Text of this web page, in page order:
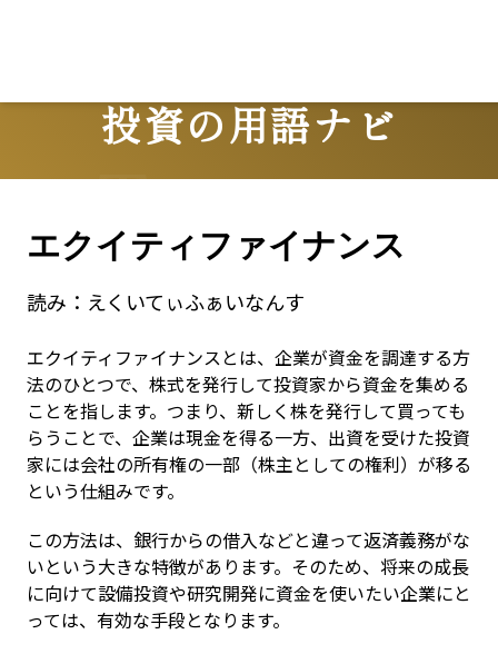
投資の用語ナビ
Terms
エクイティファイナンス
読み： えくいてぃふぁいなんす
エクイティファイナンスとは、企業が資金を調達する方
法のひとつで、株式を発行して投資家から資金を集める
ことを指します。つまり、新しく株を発行して買っても
らうことで、企業は現金を得る一方、出資を受けた投資
家には会社の所有権の一部（株主としての権利）が移る
という仕組みです。
この方法は、銀行からの借入などと違って返済義務がな
いという大きな特徴があります。そのため、将来の成長
に向けて設備投資や研究開発に資金を使いたい企業にと
っては、有効な手段となります。